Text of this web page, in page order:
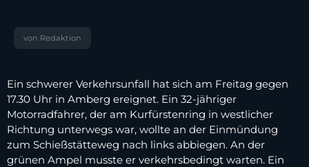
von Redaktion
Ein schwerer Verkehrsunfall hat sich am Freitag gegen
17.30 Uhr in Amberg ereignet. Ein 32-jähriger
Motorradfahrer, der am Kurfürstenring in westlicher
Richtung unterwegs war, wollte an der Einmündung
zum Schießstätteweg nach links abbiegen. An der
grünen Ampel musste er verkehrsbedingt warten. Ein